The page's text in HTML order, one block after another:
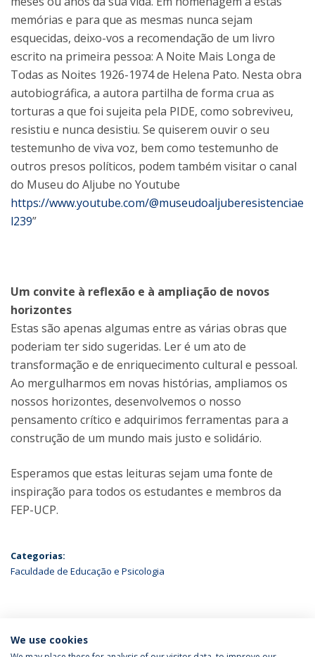
memórias e para que as mesmas nunca sejam
esquecidas, deixo-vos a recomendação de um livro
escrito na primeira pessoa: A Noite Mais Longa de
Todas as Noites 1926-1974 de Helena Pato. Nesta obra
autobiográfica, a autora partilha de forma crua as
torturas a que foi sujeita pela PIDE, como sobreviveu,
resistiu e nunca desistiu. Se quiserem ouvir o seu
testemunho de viva voz, bem como testemunho de
outros presos políticos, podem também visitar o canal
do Museu do Aljube no Youtube
https://www.youtube.com/@museudoaljuberesistenciae
l239”
Um convite à reflexão e à ampliação de novos
horizontes
Estas são apenas algumas entre as várias obras que
poderiam ter sido sugeridas. Ler é um ato de
transformação e de enriquecimento cultural e pessoal.
Ao mergulharmos em novas histórias, ampliamos os
nossos horizontes, desenvolvemos o nosso
pensamento crítico e adquirimos ferramentas para a
construção de um mundo mais justo e solidário.
Esperamos que estas leituras sejam uma fonte de
inspiração para todos os estudantes e membros da
FEP-UCP.
Categorias:
Faculdade de Educação e Psicologia
ÚLTIMAS NOTÍCIAS
We use cookies